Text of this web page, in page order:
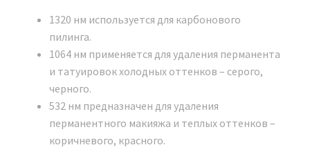
ОБУЧЕНИЕ РАБОТЕ НА
АППАРАТЕ Неодимовый
лазер Nd:YAG Y9 Модельный
ряд 2024 г.
При приобретении аппарата мы предоставляем
техническое обучение. Это позволит вам освоить
1320 нм используется для карбонового
пилинга.
1064 нм применяется для удаления перманента
и татуировок холодных оттенков – серого,
черного.
532 нм предназначен для удаления
перманентного макияжа и теплых оттенков –
коричневого, красного.